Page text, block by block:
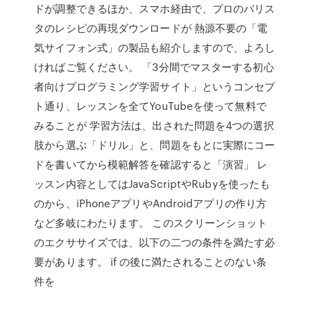
ドが調整できるほか、スマホ経由で、プロのバリス
タのレシピの再現ダウンロードが 熱源不要の「電
気サイフォン式」の製品も紹介しますので、よろし
ければご覧ください。 「3分間でマスターする初心
者向けプログラミング学習サイト」というコンセプ
ト通り、レッスンを全てYouTubeを使って無料で
みることが 学習方法は、出された問題を4つの選択
肢から選ぶ「ドリル」と、問題をもとに実際にコー
ドを書いてから模範解答を確認すると「演習」 レ
ッスン内容としてはJavaScriptやRubyを使ったも
のから、iPhoneアプリやAndroidアプリの作り方
など多岐にわたります。 このスクリーンショット
のエクササイズでは、以下の二つの条件を満たす必
要があります。 if の後に満たされることのない条
件を